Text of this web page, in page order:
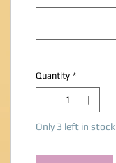
Quantity *
Only 3 left in stock